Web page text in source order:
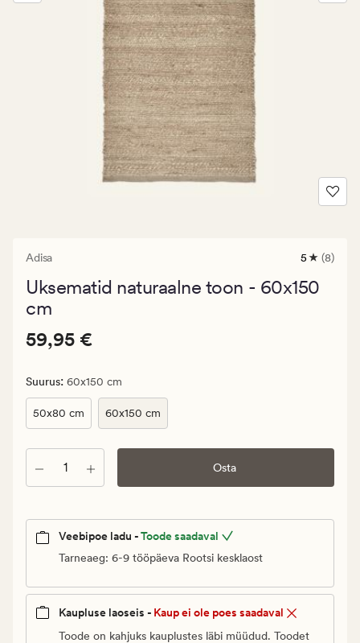
Adisa
8
keskmise
5 (8)
Uksematid naturaalne toon - 60x150
cm
Pris_ee
59,95
pris_ee
59,95
€
Pris_ee
59,95 €
Suurus: 60x150 cm
50x80 cm 60x150 cm
Kogus Osta
Veebipoe ladu -Toode saadaval
Tarneaeg: 6-9 tööpäeva Rootsi kesklaost
Kaupluse laoseis - Kaup ei ole poes saadaval
Toode on kahjuks kauplustes läbi müüdud. Toodet